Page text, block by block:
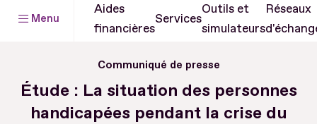
Menu
Aides
financières
Services
Outils et
simulateurs
Réseaux
Communiqué de presse
Étude : La situation des personnes
handicapées pendant la crise du